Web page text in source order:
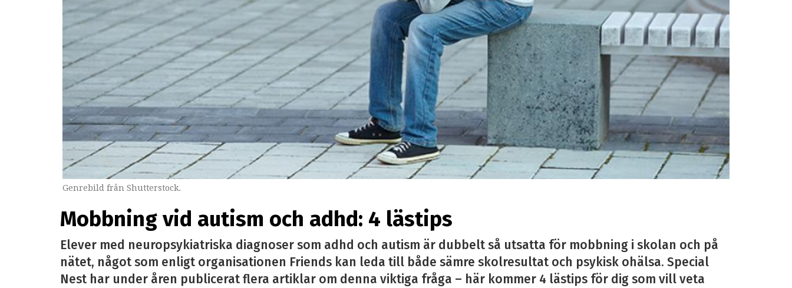
Genrebild från Shutterstock.
Mobbning vid autism och adhd: 4 lästips
Elever med neuropsykiatriska diagnoser som adhd och autism är dubbelt så utsatta för mobbning i skolan och på
nätet, något som enligt organisationen Friends kan leda till både sämre skolresultat och psykisk ohälsa. Special
Nest har under åren publicerat flera artiklar om denna viktiga fråga – här kommer 4 lästips för dig som vill veta